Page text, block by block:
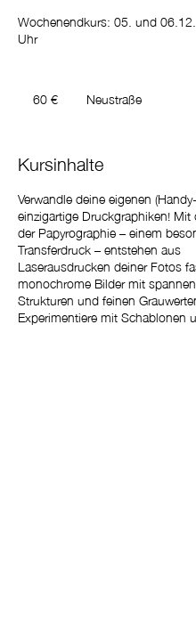
Wochenendkurs: 05. und
Uhr
60 € Neustraße
Kursinhalte
Verwandle deine eigenen
einzigartige Druckgraphiken! Mit
der Papyrographie – einem
Transferdruck – entstehen aus
Laserausdrucken deiner Fotos
monochrome Bilder mit
Strukturen und feinen
Experimentiere mit Schablonen
collageartigen Anordnungen und